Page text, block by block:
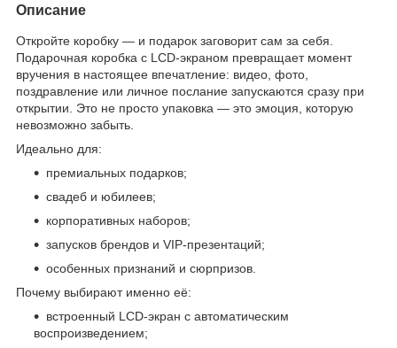
Описание
Откройте коробку — и подарок заговорит сам за себя.
Подарочная коробка с LCD-экраном превращает момент
вручения в настоящее впечатление: видео, фото,
поздравление или личное послание запускаются сразу при
открытии. Это не просто упаковка — это эмоция, которую
невозможно забыть.
Идеально для:
премиальных подарков;
свадеб и юбилеев;
корпоративных наборов;
запусков брендов и VIP-презентаций;
особенных признаний и сюрпризов.
Почему выбирают именно её:
встроенный LCD-экран с автоматическим
воспроизведением;